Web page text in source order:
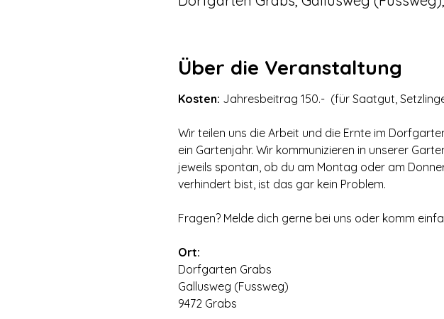
Über die Veranstaltung
Kosten: Jahresbeitrag 150.-  (für Saatgut,
Wir teilen uns die Arbeit und die Ernte im
ein Gartenjahr. Wir kommunizieren in unserer
jeweils spontan, ob du am Montag oder am
verhindert bist, ist das gar kein Problem.
Fragen? Melde dich gerne bei uns oder komm
Ort:
Dorfgarten Grabs
Gallusweg (Fussweg)
9472 Grabs